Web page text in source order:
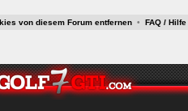
von diesem Forum entfernen • FAQ / Hilfe